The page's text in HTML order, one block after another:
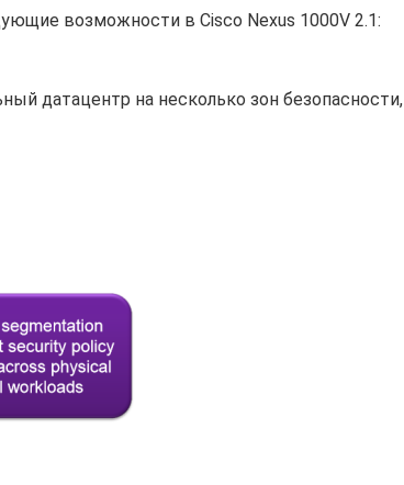
возможности в Cisco Nexus 1000V 2.1:
датацентр на несколько зон безопасности,